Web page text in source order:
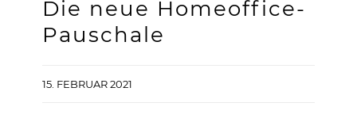
Die neue Homeoffice-
Pauschale
15. FEBRUAR 2021